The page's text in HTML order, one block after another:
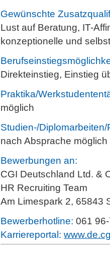
Gewünschte
Lust auf Beratung, IT-
konzeptionelle und
Direkteinstieg, Einstieg
Praktika/
möglich
Studien-/
nach Absprache möglich
Bewerbungen an:
CGI Deutschland Ltd. &
HR Recruiting Team
Am Limespark 2, 65843
Bewerberhotline: 061
Karriereportal: